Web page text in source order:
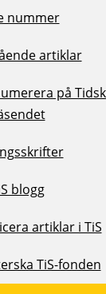
nummer
artiklar
på
blogg
artiklar i TiS
TiS-fonden